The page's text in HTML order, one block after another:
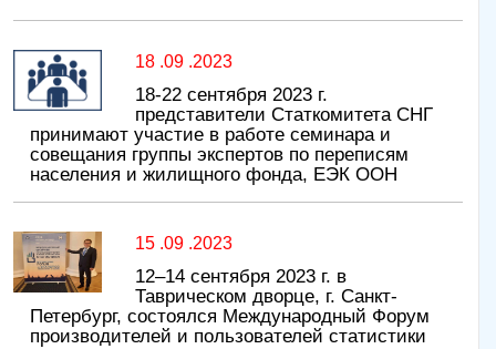
18 .09 .2023
18-22 сентября 2023 г.
представители Статкомитета СНГ
принимают участие в работе семинара и
совещания группы экспертов по переписям
населения и жилищного фонда, ЕЭК ООН
15 .09 .2023
12–14 сентября 2023 г. в
Таврическом дворце, г. Санкт-
Петербург, состоялся Международный Форум
производителей и пользователей статистики